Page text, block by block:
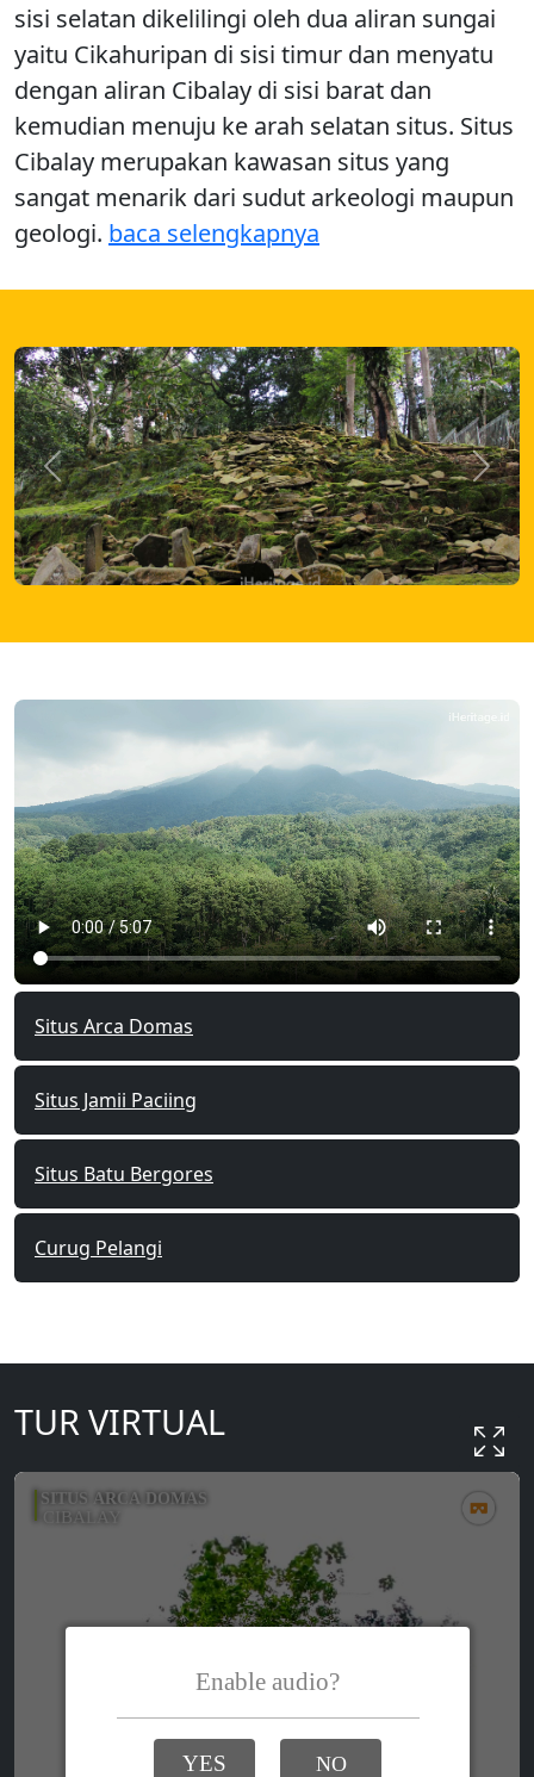
sisi selatan dikelilingi oleh dua aliran sungai
yaitu Cikahuripan di sisi timur dan menyatu
dengan aliran Cibalay di sisi barat dan
kemudian menuju ke arah selatan situs. Situs
Cibalay merupakan kawasan situs yang
sangat menarik dari sudut arkeologi maupun
geologi. baca selengkapnya
Previous Next
Situs Arca Domas
Situs Jamii Paciing
Situs Batu Bergores
Curug Pelangi
TUR VIRTUAL